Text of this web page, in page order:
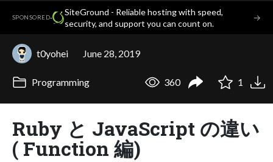
SPONSORED·
SiteGround - Reliable hosting with speed,
security, and support you can count on.
→
t0yohei June 28, 2019
Programming 360 1
Ruby と JavaScript の違い
( Function 編)